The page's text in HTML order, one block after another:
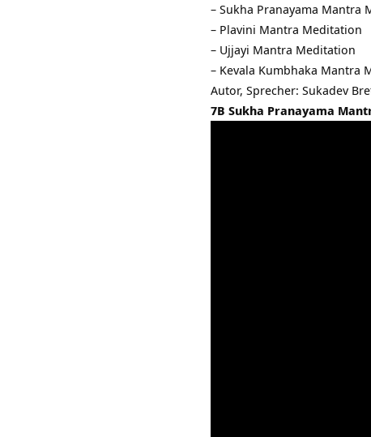
– Sukha Pranayama Mantra
– Plavini Mantra Meditation
– Ujjayi Mantra Meditation
– Kevala Kumbhaka Mantra
Autor, Sprecher: Sukadev
7B Sukha Pranayama